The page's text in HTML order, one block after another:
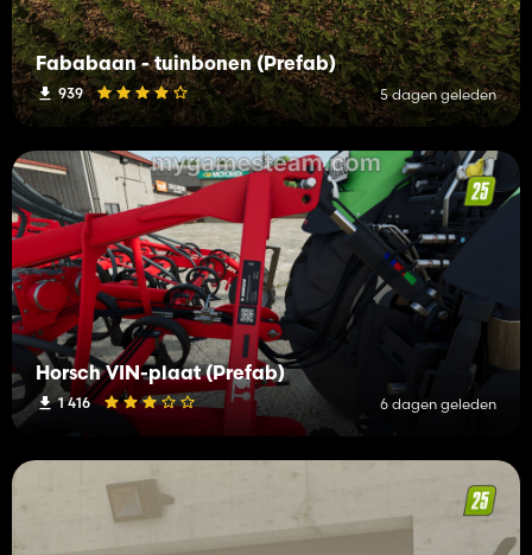
Fababaan - tuinbonen (Prefab)
939 5 dagen geleden
Horsch VIN-plaat (Prefab)
1 416 6 dagen geleden